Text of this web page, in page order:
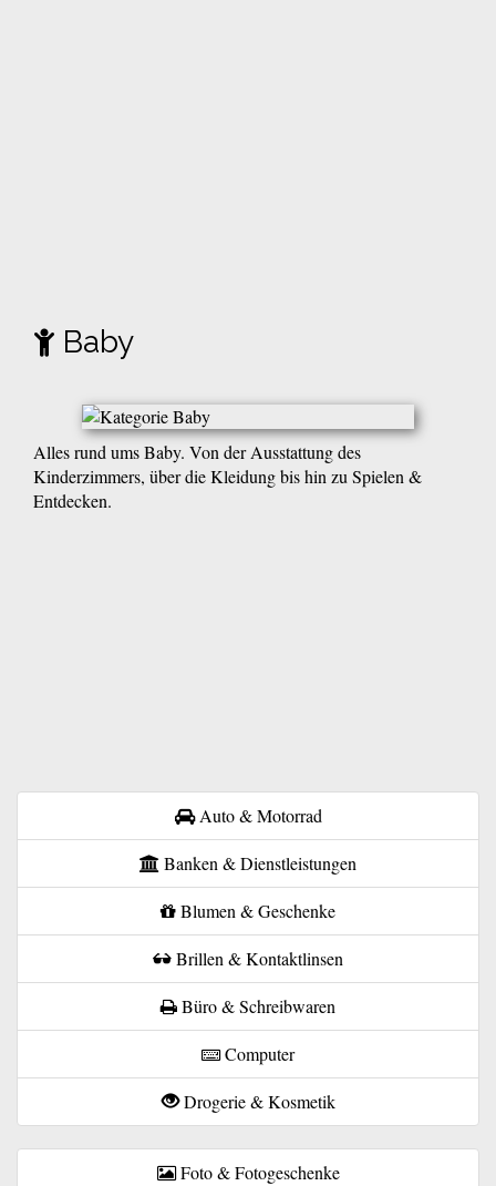
Baby
Alles rund ums Baby. Von der Ausstattung des
Kinderzimmers, über die Kleidung bis hin zu Spielen &
Entdecken.
Auto & Motorrad
Banken & Dienstleistungen
Blumen & Geschenke
Brillen & Kontaktlinsen
Büro & Schreibwaren
Computer
Drogerie & Kosmetik
Foto & Fotogeschenke